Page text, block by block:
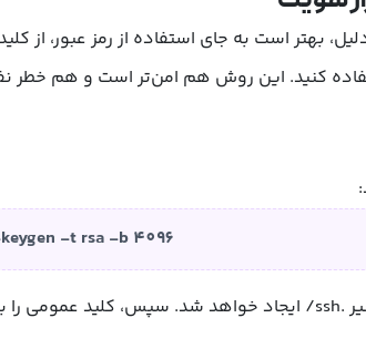
بهتر است به جای استفاده از رمز عبور، از
کنید. این روش هم امن‌تر است و هم خطر
-t rsa -b 4096
.ssh/
ایجاد خواهد شد. سپس، کلید عمومی را